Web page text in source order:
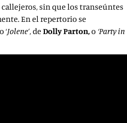
sin que los transeúntes
En el repertorio se
‘Jolene’, de Dolly Parton,o ‘Party in